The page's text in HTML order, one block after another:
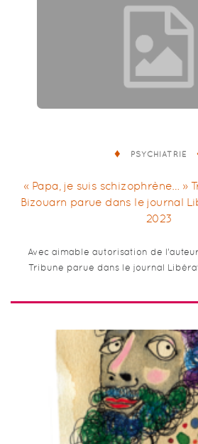
PSYCHIATRIE
« Papa, je suis schizophrène… »
Bizouarn parue dans le journal
2023
Avec aimable autorisation de
Tribune parue dans le journal